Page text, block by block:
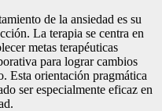
de la ansiedad es su
La terapia se centra en
metas terapéuticas
para lograr cambios
Esta orientación pragmática
ser especialmente eficaz en